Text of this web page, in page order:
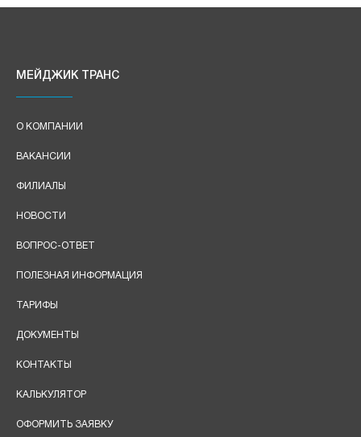
МЕЙДЖИК ТРАНС
О КОМПАНИИ
ВАКАНСИИ
ФИЛИАЛЫ
НОВОСТИ
ВОПРОС-ОТВЕТ
ПОЛЕЗНАЯ ИНФОРМАЦИЯ
ТАРИФЫ
ДОКУМЕНТЫ
КОНТАКТЫ
КАЛЬКУЛЯТОР
ОФОРМИТЬ ЗАЯВКУ